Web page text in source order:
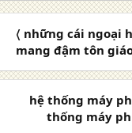
〈 những cái
mang đậm tôn
hệ thống máy
thống máy